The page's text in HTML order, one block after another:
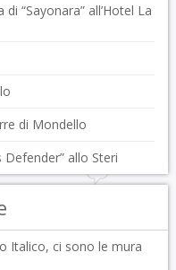
“Sayonara” all’Hotel La
di Mondello
allo Steri
Italico, ci sono le mura